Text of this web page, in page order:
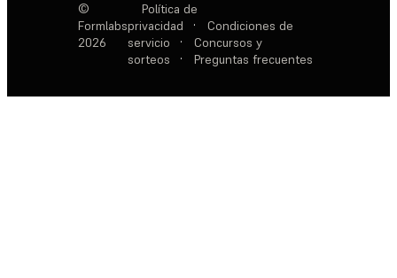
©
Formlabs
2026
Política de
privacidad
·
Condiciones de
servicio
·
Concursos y
sorteos
· Preguntas frecuentes